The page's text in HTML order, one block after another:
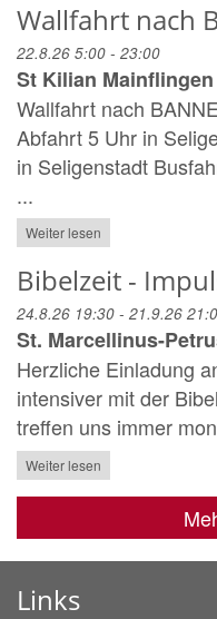
Wallfahrt nach
22.8.26 5:00 - 23:00
St Kilian
Wallfahrt nach
Abfahrt 5 Uhr in
in Seligenstadt
...
Weiter lesen
Bibelzeit -
24.8.26 19:30 - 21.9.26
St. Marcellinus-
Herzliche Einladung
intensiver mit der
treffen uns immer
Weiter lesen
Links